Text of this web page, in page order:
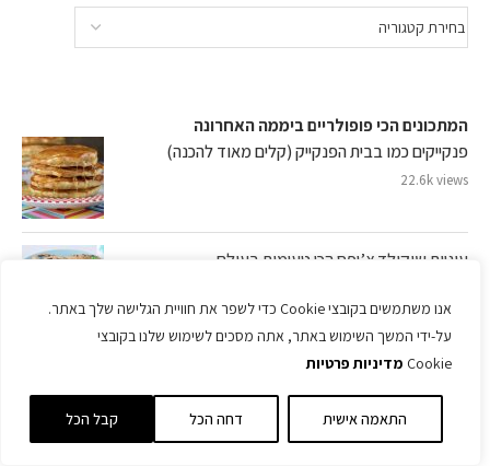
אנו משתמשים בקובצי Cookie כדי לשפר את חוויית הגלישה שלך באתר.
על-ידי המשך השימוש באתר, אתה מסכים לשימוש שלנו בקובצי
Cookie מדיניות פרטיות
התאמה אישית דחה הכל קבל הכל
המתכונים הכי פופולריים ביממה האחרונה
פנקייקים כמו בבית הפנקייק (קלים מאוד להכנה)
22.6k views
עוגיות שוקולד צ’יפס הכי טעימות בעולם
פיתות יוגורט על מחבת עם זעתר ושומשום
18.8k views